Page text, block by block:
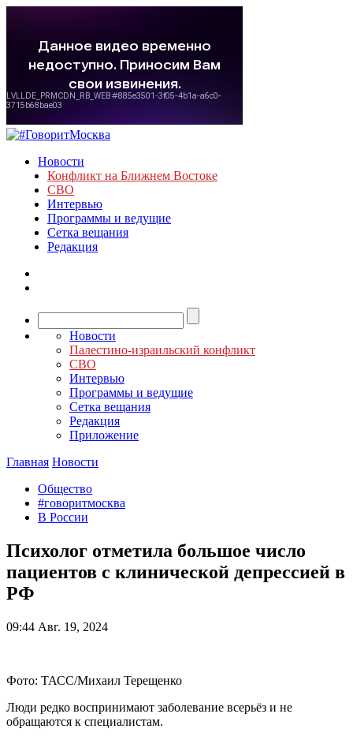
Новости
Конфликт на Ближнем Востоке
СВО
Интервью
Программы и ведущие
Сетка вещания
Редакция
Новости
Палестино-израильский конфликт
СВО
Интервью
Программы и ведущие
Сетка вещания
Редакция
Приложение
Главная Новости
Общество
#говоритмосква
В России
Психолог отметила большое число
пациентов с клинической депрессией в
РФ
09:44 Авг. 19, 2024
Фото: ТАСС/Михаил Терещенко
Люди редко воспринимают заболевание всерьёз и не
обращаются к специалистам.